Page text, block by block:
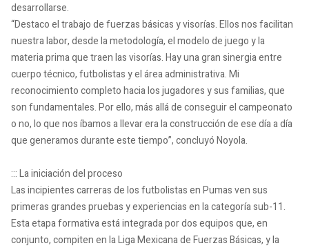
desarrollarse.
“Destaco el trabajo de fuerzas básicas y visorías. Ellos nos facilitan
nuestra labor, desde la metodología, el modelo de juego y la
materia prima que traen las visorías. Hay una gran sinergia entre
cuerpo técnico, futbolistas y el área administrativa. Mi
reconocimiento completo hacia los jugadores y sus familias, que
son fundamentales. Por ello, más allá de conseguir el campeonato
o no, lo que nos íbamos a llevar era la construcción de ese día a día
que generamos durante este tiempo”, concluyó Noyola.
::: La iniciación del proceso
Las incipientes carreras de los futbolistas en Pumas ven sus
primeras grandes pruebas y experiencias en la categoría sub-11.
Esta etapa formativa está integrada por dos equipos que, en
conjunto, compiten en la Liga Mexicana de Fuerzas Básicas, y la